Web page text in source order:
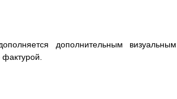
дополнительным визуальным